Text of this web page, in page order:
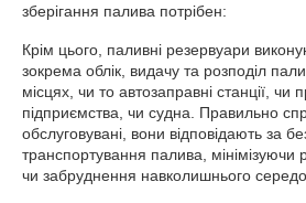
Крім цього, паливні резервуари
зокрема облік, видачу та розподіл
місцях, чи то автозаправні станції, чи
підприємства, чи судна. Правильно
обслуговувані, вони відповідають за
транспортування палива, мінімізуючи
чи забруднення навколишнього
зберігання палива потрібен: